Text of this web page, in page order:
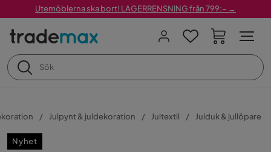
Utemöblerna ska bort! LAGERRENSNING från 799:– →
Julpynt & juldekoration Jultextil Julduk & jullöpare
Nyhet